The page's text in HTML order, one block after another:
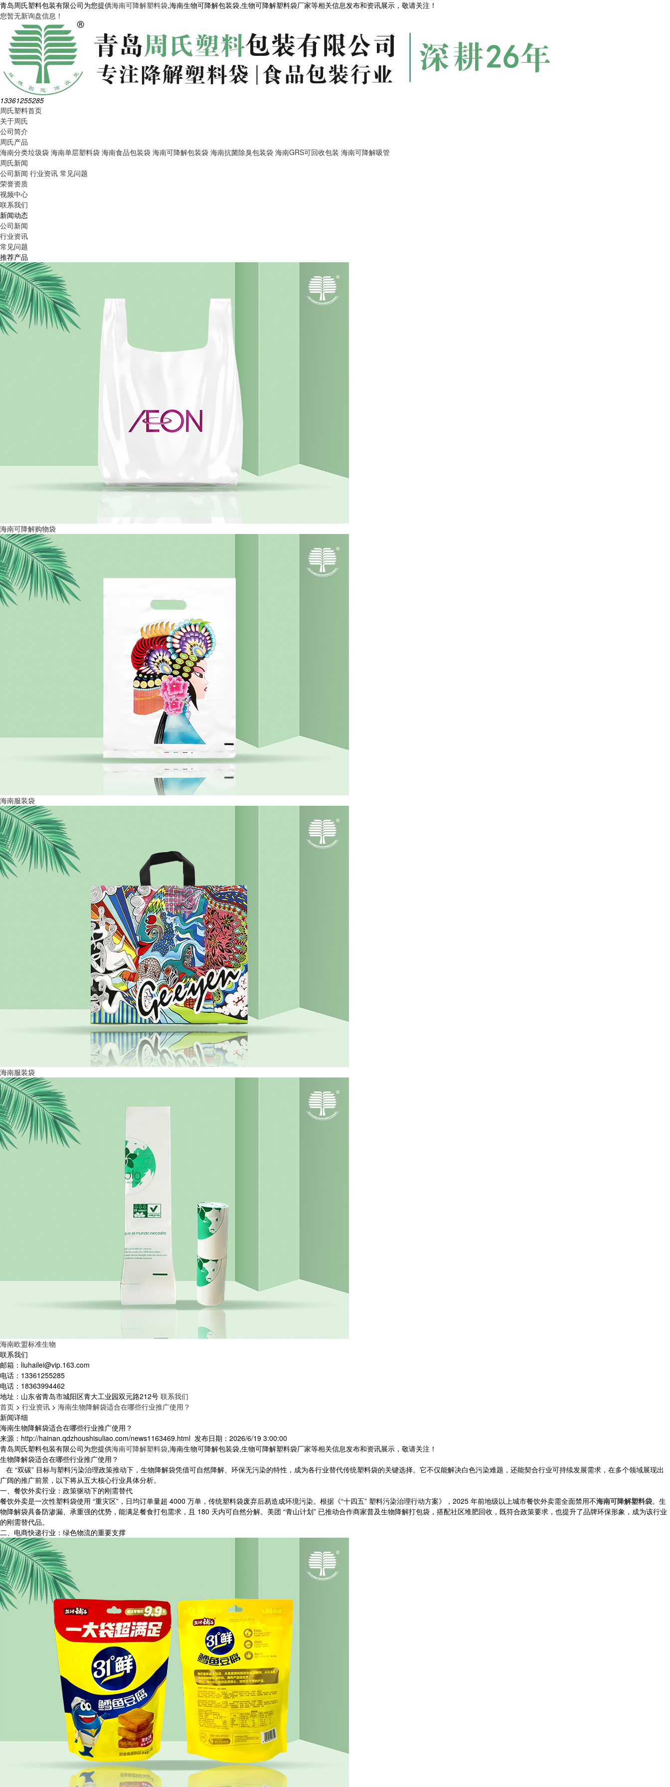
青岛周氏塑料包装有限公司为您提供海南可降解塑料袋,海南生物可降解包装袋,生物可降解塑料袋厂家等相关信息发布和资讯展示，敬请关注！
您暂无新询盘信息！
13361255285
周氏塑料首页
关于周氏
公司简介
周氏产品
海南分类垃圾袋 海南单层塑料袋 海南食品包装袋 海南可降解包装袋 海南抗菌除臭包装袋 海南GRS可回收包装 海南可降解吸管
周氏新闻
公司新闻 行业资讯 常见问题
荣誉资质
视频中心
联系我们
新闻动态
公司新闻
行业资讯
常见问题
推荐产品
海南可降解购物袋
海南服装袋
海南服装袋
海南欧盟标准生物
联系我们
邮箱： liuhailei@vip.163.com
电话： 13361255285
电话： 18363994462
地址： 山东省青岛市城阳区青大工业园双元路212号 联系我们
首页 > 行业资讯 > 海南生物降解袋适合在哪些行业推广使用？
新闻详细
海南生物降解袋适合在哪些行业推广使用？
来源：http://hainan.qdzhoushisuliao.com/news1163469.html 发布日期：2026/6/19 3:00:00
青岛周氏塑料包装有限公司为您提供海南可降解塑料袋,海南生物可降解包装袋,生物可降解塑料袋厂家等相关信息发布和资讯展示，敬请关注！
生物降解袋适合在哪些行业推广使用？
在 “双碳” 目标与塑料污染治理政策推动下，生物降解袋凭借可自然降解、环保无污染的特性，成为各行业替代传统塑料袋的关键选择。它不仅能解决白色污染难题，还能契合行业可持续发展需求，在多个领域展现出
广阔的推广前景，以下将从五大核心行业具体分析。
一、餐饮外卖行业：政策驱动下的刚需替代
餐饮外卖是一次性塑料袋使用 “重灾区”，日均订单量超 4000 万单，传统塑料袋废弃后易造成环境污染。根据《“十四五” 塑料污染治理行动方案》，2025 年前地级以上城市餐饮外卖需全面禁用不海南可降解塑料袋。生
物降解袋具备防渗漏、承重强的优势，能满足餐食打包需求，且 180 天内可自然分解。美团 “青山计划” 已推动合作商家普及生物降解打包袋，搭配社区堆肥回收，既符合政策要求，也提升了品牌环保形象，成为该行业
的刚需替代品。
二、电商快递行业：绿色物流的重要支撑